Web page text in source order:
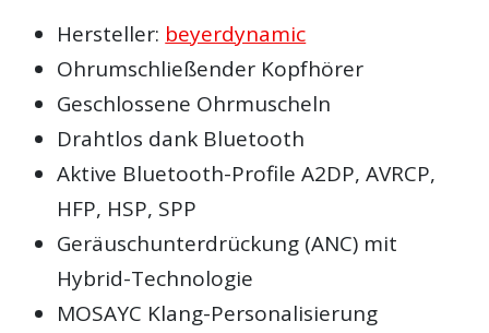
Hersteller: beyerdynamic
Ohrumschließender Kopfhörer
Geschlossene Ohrmuscheln
Drahtlos dank Bluetooth
Aktive Bluetooth-Profile A2DP, AVRCP,
HFP, HSP, SPP
Geräuschunterdrückung (ANC) mit
Hybrid-Technologie
MOSAYC Klang-Personalisierung